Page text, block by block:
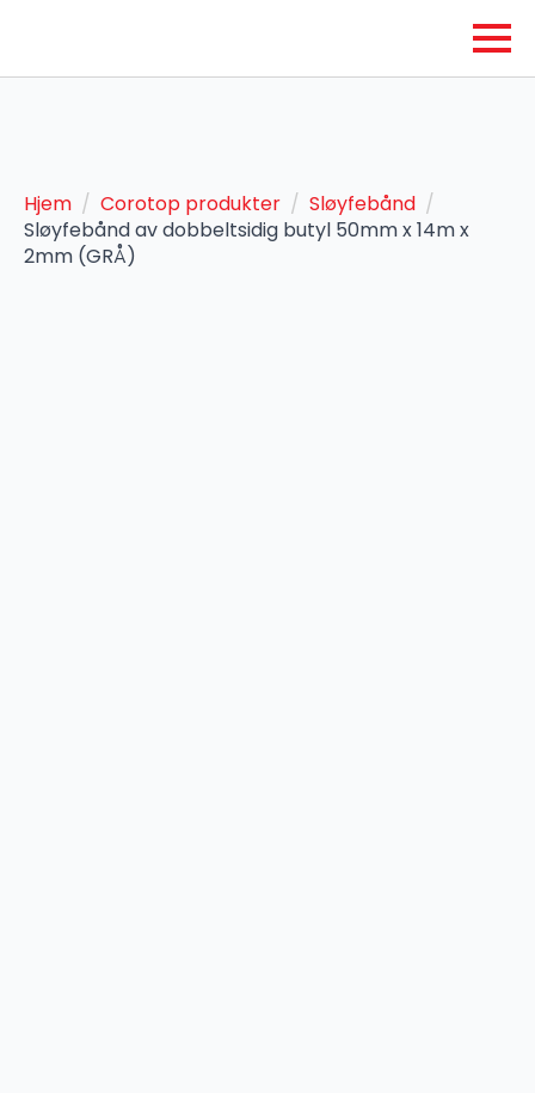
Hjem Corotop produkter
Sløyfebånd
Sløyfebånd av dobbeltsidig butyl 50mm x 14m x
2mm (GRÅ)